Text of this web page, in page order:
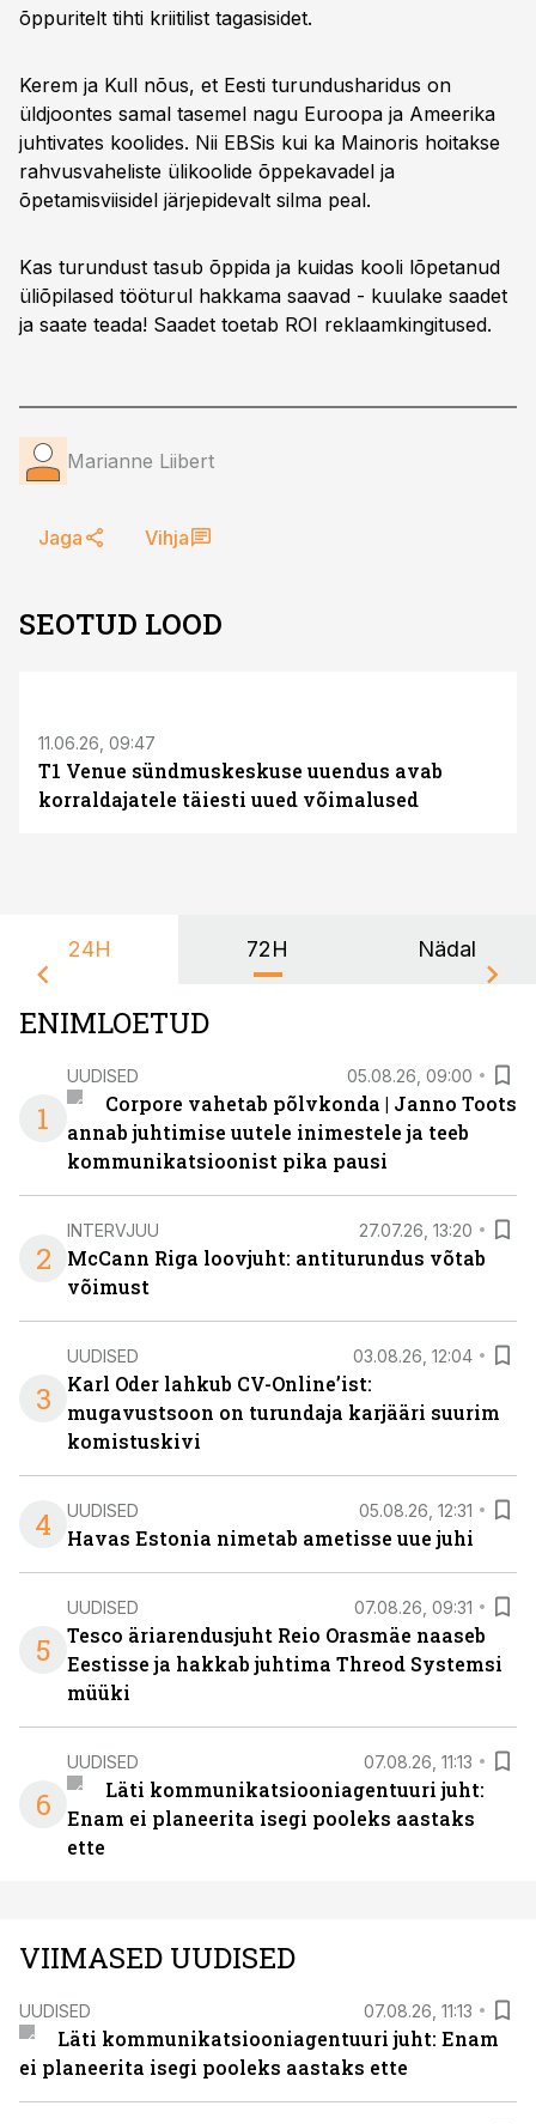
õppuritelt tihti kriitilist tagasisidet.
Kerem ja Kull nõus, et Eesti turundusharidus on
üldjoontes samal tasemel nagu Euroopa ja Ameerika
juhtivates koolides. Nii EBSis kui ka Mainoris hoitakse
rahvusvaheliste ülikoolide õppekavadel ja
õpetamisviisidel järjepidevalt silma peal.
Kas turundust tasub õppida ja kuidas kooli lõpetanud
üliõpilased tööturul hakkama saavad - kuulake saadet
ja saate teada! Saadet toetab ROI reklaamkingitused.
Marianne Liibert
Jaga Vihja
SEOTUD LOOD
11.06.26, 09:47
T1 Venue sündmuskeskuse uuendus avab
korraldajatele täiesti uued võimalused
24H 72H Nädal
ENIMLOETUD
1
UUDISED 05.08.26, 09:00
Corpore vahetab põlvkonda | Janno Toots
annab juhtimise uutele inimestele ja teeb
kommunikatsioonist pika pausi
2
INTERVJUU 27.07.26, 13:20
McCann Riga loovjuht: antiturundus võtab
võimust
3
UUDISED 03.08.26, 12:04
Karl Oder lahkub CV-Online’ist:
mugavustsoon on turundaja karjääri suurim
komistuskivi
4 UUDISED 05.08.26, 12:31
Havas Estonia nimetab ametisse uue juhi
5
UUDISED 07.08.26, 09:31
Tesco äriarendusjuht Reio Orasmäe naaseb
Eestisse ja hakkab juhtima Threod Systemsi
müüki
6
UUDISED 07.08.26, 11:13
Läti kommunikatsiooniagentuuri juht:
Enam ei planeerita isegi pooleks aastaks
ette
VIIMASED UUDISED
UUDISED 07.08.26, 11:13
Läti kommunikatsiooniagentuuri juht: Enam
ei planeerita isegi pooleks aastaks ette